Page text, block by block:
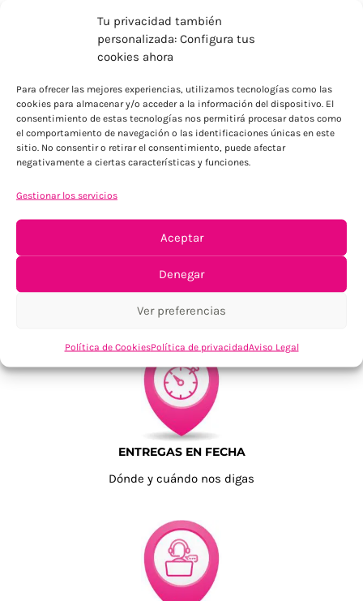
Tu privacidad también
personalizada: Configura tus
cookies ahora
Para ofrecer las mejores experiencias, utilizamos tecnologías como las
cookies para almacenar y/o acceder a la información del dispositivo. El
consentimiento de estas tecnologías nos permitirá procesar datos como
el comportamiento de navegación o las identificaciones únicas en este
sitio. No consentir o retirar el consentimiento, puede afectar
negativamente a ciertas características y funciones.
Gestionar los servicios
Aceptar
Denegar
Ver preferencias
Política de CookiesPolítica de privacidadAviso Legal
ENVÍOS ECONÓMICOS
Para Península, resto consultar
TU SATISFACCIÓN = LA NUESTRA
ENTREGAS EN FECHA
Dónde y cuándo nos digas